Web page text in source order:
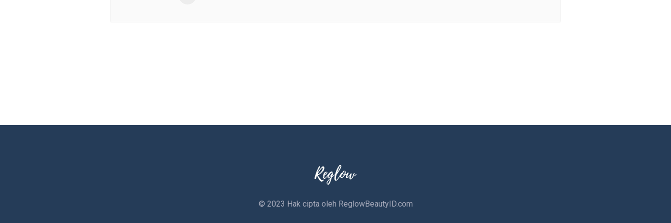
© 2023 Hak cipta oleh ReglowBeautyID.com